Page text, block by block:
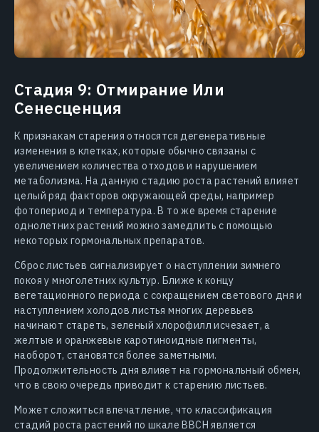
Стадия 9: Отмирание Или
Сенесценция
К признакам старения относятся дегенеративные
изменения в клетках, которые обычно связаны с
увеличением количества отходов и нарушением
метаболизма. На данную стадию роста растений влияет
целый ряд факторов окружающей среды, например
фотопериод и температура. В то же время старение
однолетних растений можно замедлить с помощью
некоторых гормональных препаратов.
Сброс листьев сигнализирует о наступлении зимнего
покоя у многолетних культур. Ближе к концу
вегетационного периода с сокращением светового дня и
наступлением холодов листья многих деревьев
начинают стареть, зеленый хлорофилл исчезает, а
желтые и оранжевые каротиноидные пигменты,
наоборот, становятся более заметными.
Продолжительность дня влияет на гормональный обмен,
что в свою очередь приводит к старению листьев.
Может сложиться впечатление, что классификация
стадий роста растений по шкале BBCH является